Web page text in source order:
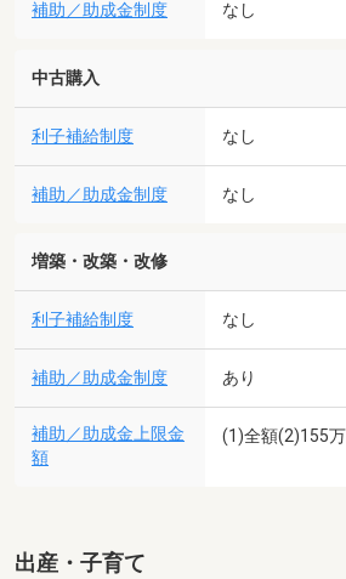
補助／助成金制度 なし
中古購入
利子補給制度 なし
補助／助成金制度 なし
増築・改築・改修
利子補給制度 なし
補助／助成金制度 あり
補助／助成金上限金
額
(1)全額(2)155
出産・子育て